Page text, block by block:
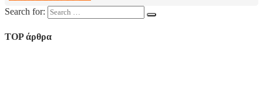
Search for:
TOP άρθρα